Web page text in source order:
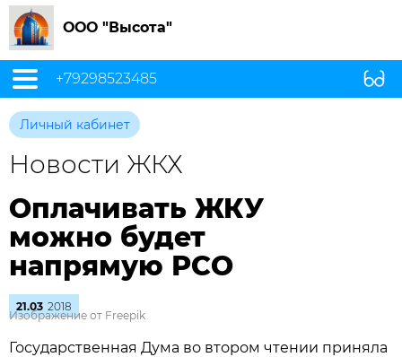
ООО "Высота"
+79298523485
Личный кабинет
Новости ЖКХ
Оплачивать ЖКУ
можно будет
напрямую РСО
21.03 2018
Изображение от Freepik
Государственная Дума во втором чтении приняла